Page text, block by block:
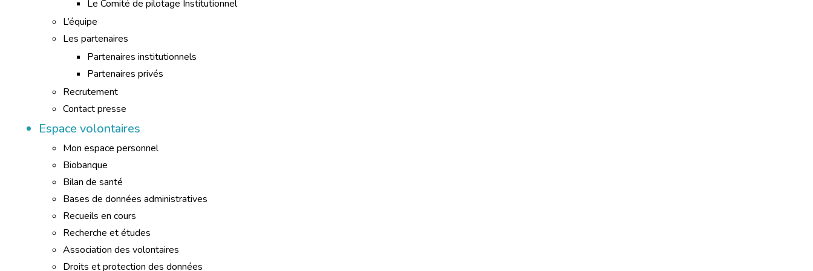
Le Comité de pilotage Institutionnel
L’équipe
Les partenaires
Partenaires institutionnels
Partenaires privés
Recrutement
Contact presse
Espace volontaires
Mon espace personnel
Biobanque
Bilan de santé
Bases de données administratives
Recueils en cours
Recherche et études
Association des volontaires
Droits et protection des données